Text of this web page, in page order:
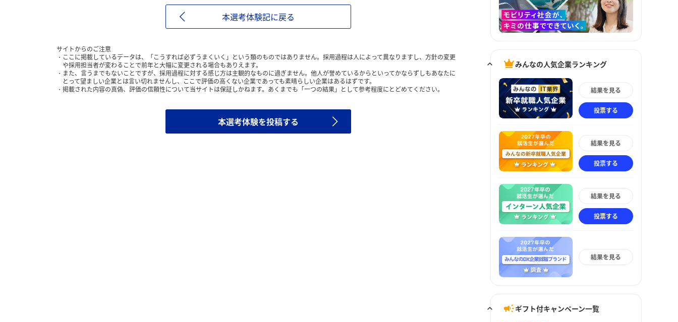
本選考体験記に戻る
サイトからのご注意
ここに掲載しているデータは、「こうすれば必ずうまくいく」という類のものではありません。採用過程は人によって異なりますし、方針の変更
や採用担当者が変わることで前年と大幅に変更される場合もありえます。
また、言うまでもないことですが、採用過程に対する感じ方は主観的なものに過ぎません。他人が誉めているからといってかならずしもあなたに
とって望ましい企業とは言い切れませんし、ここで評価の高くない企業であっても素晴らしい企業はあるはずです。
掲載された内容の真偽、評価の信頼性について当サイトは保証しかねます。あくまでも「一つの結果」として参考程度にとどめてください。
本選考体験を投稿する
みんなの人気企業ランキング
結果を見る
投票する
結果を見る
投票する
結果を見る
投票する
結果を見る
ギフト付キャンペーン一覧